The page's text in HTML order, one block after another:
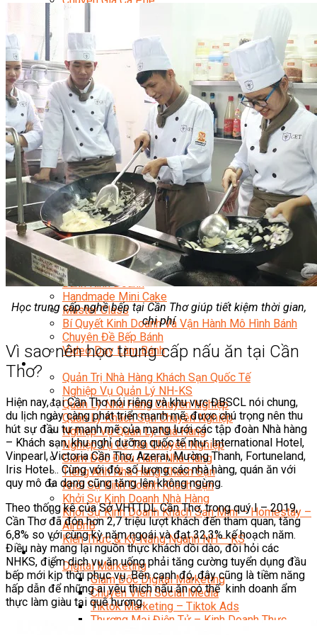
Cà Phê Pha Máy
Bí Quyết Khởi Nghiệp Mô Hình Đồ Uống
Kinh Doanh Mô Hình Đồ Uống Thịnh Hành
Kinh Doanh Chuỗi Và Nhượng Quyền
Tiếng Anh Chuyên Ngành Pha Chế
Học Làm Kem
Học Pha Chế Trà Sữa
Chuyên Đề Pha Chế
Video Dạy Pha Chế
Làm Bánh
Nghiệp Vụ Bếp Trưởng Bếp Bánh
Nghiệp Vụ Bếp Bánh Quốc Tế
Nghiệp Vụ Quản Lý Bếp Bánh
Nghiệp Vụ Bánh Kem
Bánh Việt
Bánh Nhật
Bánh Mì Nâng Cao
Bánh Đài Loan
Bánh Ngắn Hạn
Bánh Kinh Doanh
Handmade Mini Cake
Master Class
Bí Quyết Kinh Doanh Và Vận Hành Mô Hình Bánh
Chuyên Đề Bếp Bánh
Video Dạy Làm Bánh
Quản Trị NHKS
Quản Trị Nhà Hàng Khách Sạn Quốc Tế
Nghiệp Vụ Quản Lý NH-KS
Quản Lý Nhà Hàng Chuyên Nghiệp
Quản Lý Khách Sạn Chuyên Nghiệp
Nghiệp Vụ Quản Lý Nhà Hàng
Nghiệp Vụ Lễ Tân Chuyên Nghiệp
Giám Đốc Điều Hành Nhà Hàng
Tiếng Anh Nhà Hàng Khách Sạn
Khởi Sự Kinh Doanh Khách Sạn
Khởi Sự Kinh Doanh Nhà Hàng
Khởi Sự Kinh Doanh Khách Sạn Mini – Homestay –
AirBnB
Kiến Thức & Kỹ Năng Ngành NH – KS
Marketing
Digital Marketing
Giám Đốc Digital Marketing
Chuyên Viên Social Media
Tiktok Marketing – Tiktok Ads
Thương Mại Điện Tử – Kinh Doanh Thực
Học trung cấp nghề bếp tại Cần Thơ giúp tiết kiệm thời gian,
chi phí
Vì sao nên học trung cấp nấu ăn tại Cần
Thơ?
Hiện nay, tại Cần Thơ nói riêng và khu vực ĐBSCL nói chung,
du lịch ngày càng phát triển mạnh mẽ, được chú trọng nên thu
hút sự đầu tư mạnh mẽ của mạng lưới các tập đoàn Nhà hàng
– Khách sạn, khu nghỉ dưỡng quốc tế như: International Hotel,
Vinpearl, Victoria Cần Thơ, Azerai, Mường Thanh, Fortuneland,
Iris Hotel… Cùng với đó, số lượng các nhà hàng, quán ăn với
quy mô đa dạng cũng tăng lên không ngừng.
Theo thống kê của Sở VHTTDL Cần Thơ, trong quý I – 2019,
Cần Thơ đã đón hơn 2,7 triệu lượt khách đến tham quan, tăng
6,8% so với cùng kỳ năm ngoái và đạt 32,3% kế hoạch năm.
Điều này mang lại nguồn thực khách dồi dào, đòi hỏi các
NHKS, điểm dịch vụ ăn uống phải tăng cường tuyển dụng đầu
bếp mới kịp thời phục vụ. Bên cạnh đó, đây cũng là tiềm năng
hấp dẫn để những ai yêu thích nấu ăn có thể kinh doanh ẩm
thực làm giàu tại quê hương.